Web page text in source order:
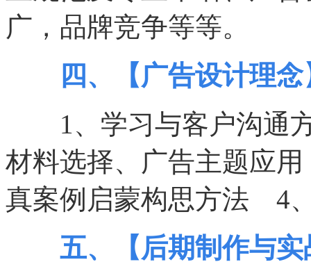
广，品牌竞争等等。
四、【广告设计理念
1、学习与客户沟通
材料选择、广告主题应
真案例启蒙构思方法 4
五、【后期制作与实